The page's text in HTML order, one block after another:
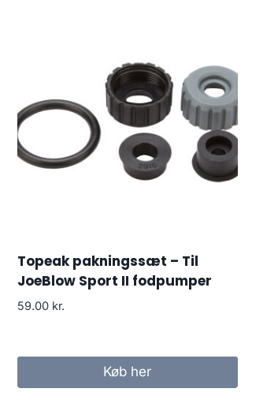
Topeak pakningssæt – Til
JoeBlow Sport II fodpumper
59.00 kr.
Køb her